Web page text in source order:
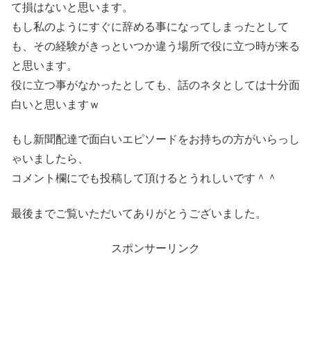
て損はないと思います。
もし私のようにすぐに辞める事になってしまったとして
も、その経験がきっといつか違う場所で役に立つ時が来る
と思います。
役に立つ事がなかったとしても、話のネタとしては十分面
白いと思いますｗ
もし新聞配達で面白いエピソードをお持ちの方がいらっし
ゃいましたら、
コメント欄にでも投稿して頂けるとうれしいです＾＾
最後までご覧いただいてありがとうございました。
スポンサーリンク